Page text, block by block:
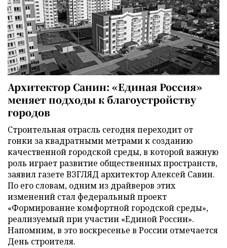
Архитектор Санин: «Единая Россия»
меняет подходы к благоустройству
городов
Строительная отрасль сегодня переходит от
гонки за квадратными метрами к созданию
качественной городской среды, в которой важную
роль играет развитие общественных пространств,
заявил газете ВЗГЛЯД архитектор Алексей Савин.
По его словам, одним из драйверов этих
изменений стал федеральный проект
«Формирование комфортной городской среды»,
реализуемый при участии «Единой России».
Напомним, в это воскресенье в России отмечается
День строителя.